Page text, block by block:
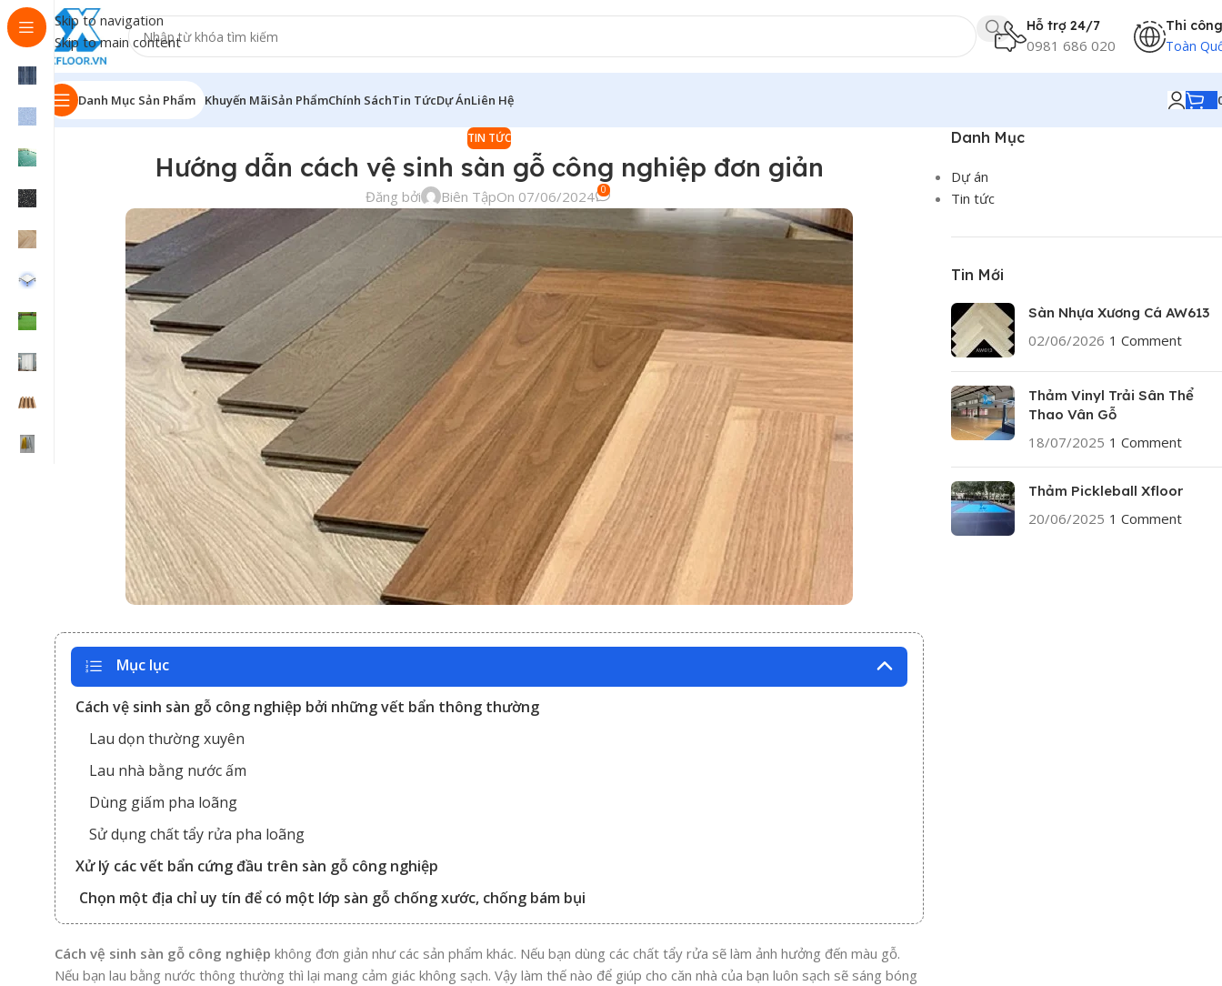
Skip to navigation
Skip to main content
Hỗ trợ 24/7
0981 686 020
Thi công
Toàn
Danh Mục Sản Phẩm Khuyến MãiSản PhẩmChính SáchTin TứcDự ÁnLiên Hệ
TIN TỨC
Hướng dẫn cách vệ sinh sàn gỗ công nghiệp đơn giản
Đăng bởi Biên TậpOn 07/06/2024 0
Mục lục
Cách vệ sinh sàn gỗ công nghiệp bởi những vết bẩn thông thường
Lau dọn thường xuyên
Lau nhà bằng nước ấm
Dùng giấm pha loãng
Sử dụng chất tẩy rửa pha loãng
Xử lý các vết bẩn cứng đầu trên sàn gỗ công nghiệp
Chọn một địa chỉ uy tín để có một lớp sàn gỗ chống xước, chống bám bụi
Cách vệ sinh sàn gỗ công nghiệp không đơn giản như các sản phẩm khác. Nếu bạn dùng các chất tẩy rửa sẽ làm ảnh hưởng đến màu gỗ.
Nếu bạn lau bằng nước thông thường thì lại mang cảm giác không sạch. Vậy làm thế nào để giúp cho căn nhà của bạn luôn sạch sẽ sáng bóng
Danh Mục
Dự án
Tin tức
Tin Mới
Sàn Nhựa Xương Cá AW613
02/06/2026 1 Comment
Thảm Vinyl Trải Sân Thể
Thao Vân Gỗ
18/07/2025 1 Comment
Thảm Pickleball Xfloor
20/06/2025 1 Comment